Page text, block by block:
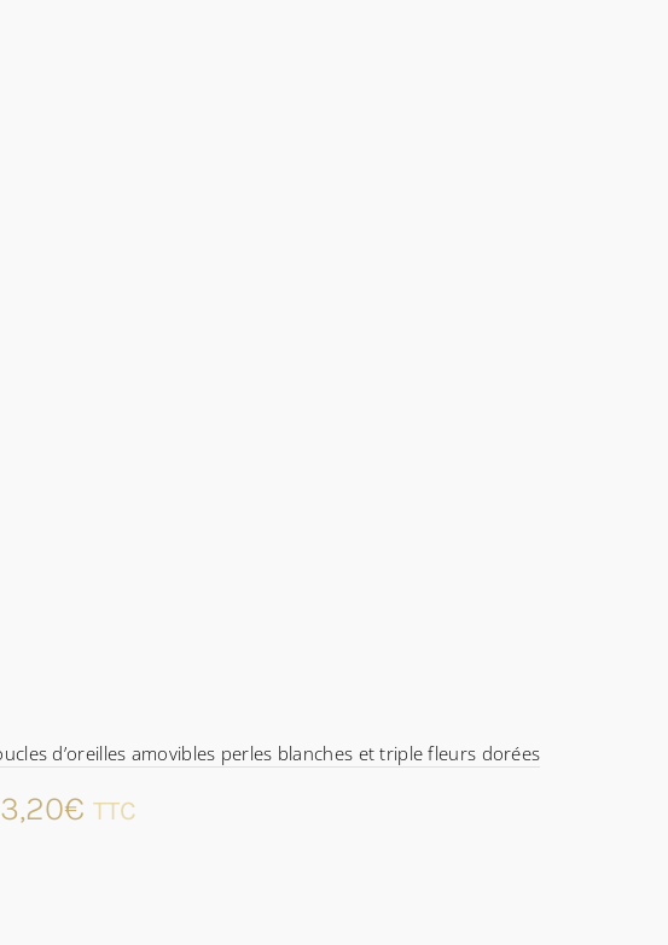
d’oreilles amovibles perles blanches et triple fleurs dorées
€ TTC